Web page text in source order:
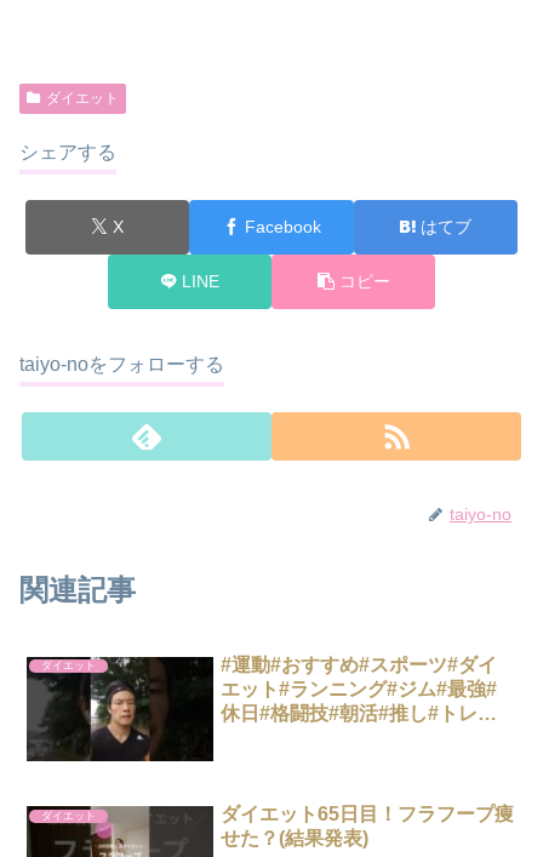
ダイエット
シェアする
X Facebook はてブ
LINE コピー
taiyo-noをフォローする
taiyo-no
関連記事
ダイエット
#運動#おすすめ#スポーツ#ダイ
エット#ランニング#ジム#最強#
休日#格闘技#朝活#推し#トレー
ダイエット
ダイエット65日目！フラフープ痩
せた？(結果発表)